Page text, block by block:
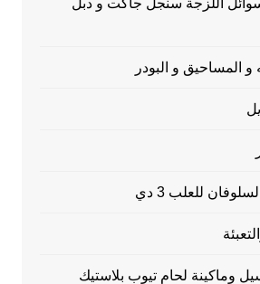
و المساحيق و البودر
للعلب 3 دي
وماكينة لحام تيوب بلاستيك